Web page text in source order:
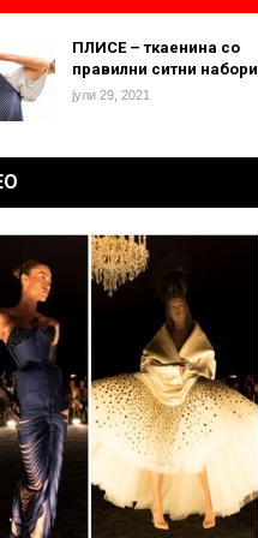
ПЛИСЕ – ткаенина со
правилни ситни набори
јули 29, 2021